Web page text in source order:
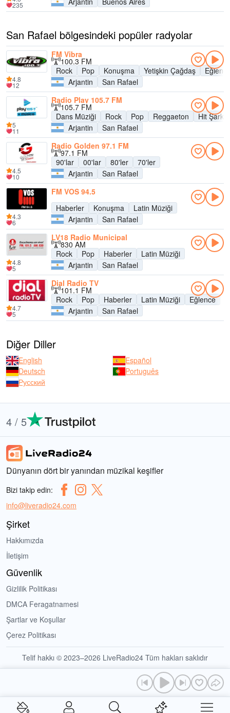
235
San Rafael bölgesindeki popüler radyolar
FM Vibra
100.3 FM
Rock
Pop Konuşma Yetişkin Çağdaş
Arjantin
San Rafael
4.8
12
Radio Play 105.7 FM
105.7 FM
Dans Müziği
Rock Pop Reggaeton
Hit
Arjantin
San Rafael
5
11
Radio Golden 97.1 FM
97.1 FM
90'lar
00'lar 80'ler
70'ler
Arjantin
San Rafael
4.5
10
FM VOS 94.5
Haberler
Konuşma
Latin Müziği
Arjantin
San Rafael
4.3
6
LV18 Radio Municipal
830 AM
Rock
Pop Haberler
Latin Müziği
Arjantin
San Rafael
4.8
5
Dial Radio TV
101.1 FM
Rock
Pop Haberler Latin Müziği
Eğlence
Arjantin
San Rafael
4.7
5
Diğer Diller
English
Español
Deutsch
Português
Русский
4 / 5
Dünyanın dört bir yanından müzikal keşifler
Bizi takip edin:
info@liveradio24.com
Şirket
Hakkımızda
İletişim
Güvenlik
Gizlilik Politikası
DMCA Feragatnamesi
Şartlar ve Koşullar
Çerez Politikası
Telif hakkı © 2023–2026 LiveRadio24 Tüm hakları saklıdır